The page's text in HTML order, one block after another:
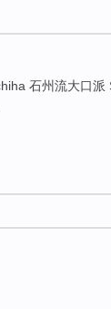
石州流大口